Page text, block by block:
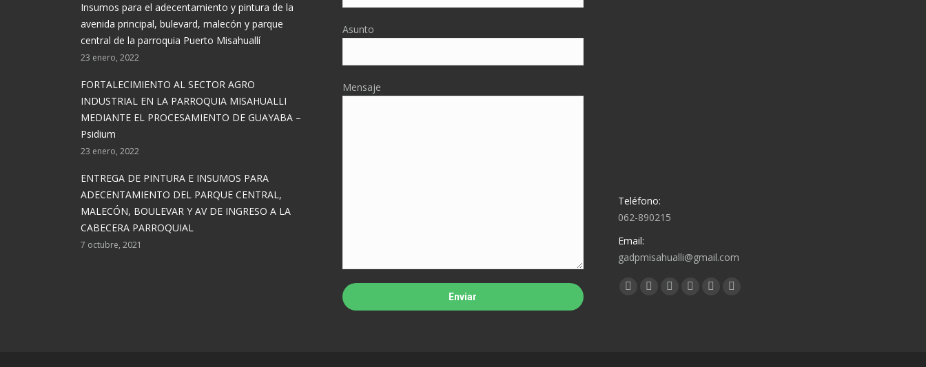
Insumos para el adecentamiento y pintura de la
avenida principal, bulevard, malecón y parque
central de la parroquia Puerto Misahuallí
23 enero, 2022
FORTALECIMIENTO AL SECTOR AGRO
INDUSTRIAL EN LA PARROQUIA MISAHUALLI
MEDIANTE EL PROCESAMIENTO DE GUAYABA –
Psidium
23 enero, 2022
ENTREGA DE PINTURA E INSUMOS PARA
ADECENTAMIENTO DEL PARQUE CENTRAL,
MALECÓN, BOULEVAR Y AV DE INGRESO A LA
CABECERA PARROQUIAL
7 octubre, 2021
Asunto
Mensaje
Teléfono:
062-890215
Email:
gadpmisahualli@gmail.com
Encuéntranos en:
Facebook
TwitterGoogle+LinkedinPinterestInstagram